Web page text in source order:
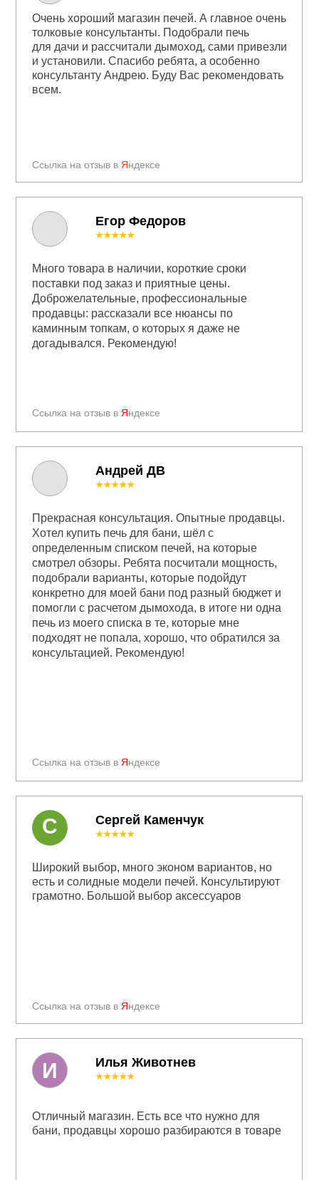
Ссылка на отзыв в Яндексе
Очень хороший магазин печей. А главное очень
толковые консультанты. Подобрали печь
для дачи и рассчитали дымоход, сами привезли
и установили. Спасибо ребята, а особенно
консультанту Андрею. Буду Вас рекомендовать
всем.
Егор Федоров
Ссылка на отзыв в Яндексе
★★★★★
Много товара в наличии, короткие сроки
поставки под заказ и приятные цены.
Доброжелательные, профессиональные
продавцы: рассказали все нюансы по
каминным топкам, о которых я даже не
догадывался. Рекомендую!
Андрей ДВ
Ссылка на отзыв в Яндексе
★★★★★
Прекрасная консультация. Опытные продавцы.
Хотел купить печь для бани, шёл с
определенным списком печей, на которые
смотрел обзоры. Ребята посчитали мощность,
подобрали варианты, которые подойдут
конкретно для моей бани под разный бюджет и
помогли с расчетом дымохода, в итоге ни одна
печь из моего списка в те, которые мне
подходят не попала, хорошо, что обратился за
консультацией. Рекомендую!
Сергей Каменчук
Ссылка на отзыв в Яндексе
★★★★★
Широкий выбор, много эконом вариантов, но
есть и солидные модели печей. Консультируют
грамотно. Большой выбор аксессуаров
С
Илья Животнев
★★★★★
Отличный магазин. Есть все что нужно для
бани, продавцы хорошо разбираются в товаре
И